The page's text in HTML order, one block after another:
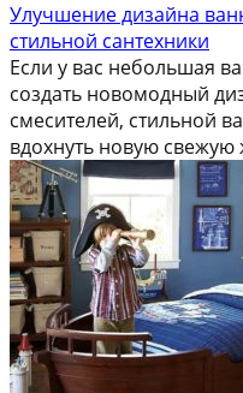
Улучшение дизайна
стильной сантехники
Если у вас небольшая
создать новомодный
смесителей, стильной
вдохнуть новую свежую